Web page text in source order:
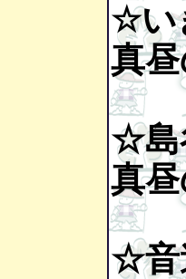
☆い
真
☆島
真
☆音